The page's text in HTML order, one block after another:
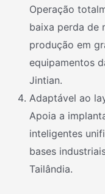
Operação
baixa perda de
produção em
equipamentos
Jintian.
Adaptável ao
Apoia a
inteligentes
bases
Tailândia.